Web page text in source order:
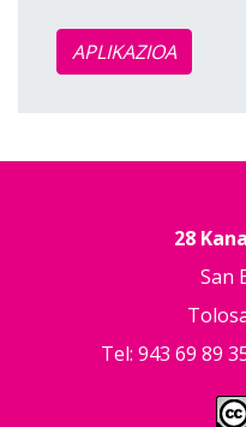
APLIKAZIOA
28
San
Tel: 943 69 89